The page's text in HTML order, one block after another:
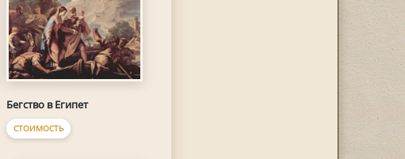
Бегство в Египет
СТОИМОСТЬ